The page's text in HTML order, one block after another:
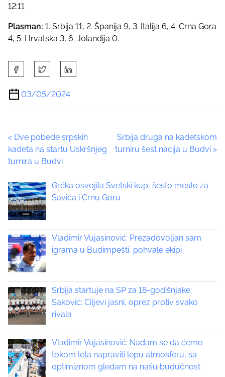
12:11
Plasman: 1. Srbija 11, 2. Španija 9, 3. Italija 6, 4. Crna Gora
4, 5. Hrvatska 3, 6. Jolandija 0.
h
a
r
h
i
s
o
s
t
n
:
03/05/2024
P
o
s
t
s
n
a
i
g
a
t
< Dve pobede srpskih
kadeta na startu Uskršnjeg
turnira u Budvi
Srbija druga na kadetskom
turniru šest nacija u Budvi >
Grčka osvojila Svetski kup, šesto mesto za
Savića i Crnu Goru
Vladimir Vujasinović: Prezadovoljan sam
igrama u Budimpešti, pohvale ekipi
Srbija startuje na SP za 18-godišnjake;
Saković: Ciljevi jasni, oprez protiv svako
rivala
Vladimir Vujasinović: Nadam se da ćemo
tokom leta napraviti lepu atmosferu, sa
optimiznom gledam na našu budućnost